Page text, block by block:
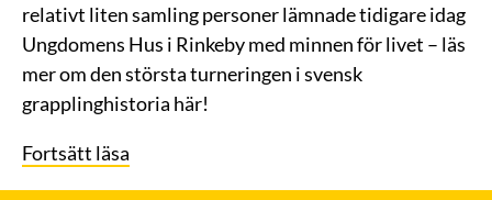
relativt liten samling personer lämnade tidigare idag
Ungdomens Hus i Rinkeby med minnen för livet – läs
mer om den största turneringen i svensk
grapplinghistoria här!
Fortsätt läsa